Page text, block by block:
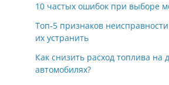
10 частых ошибок при выборе
Топ-5 признаков
их устранить
Как снизить расход топлива на
автомобилях?